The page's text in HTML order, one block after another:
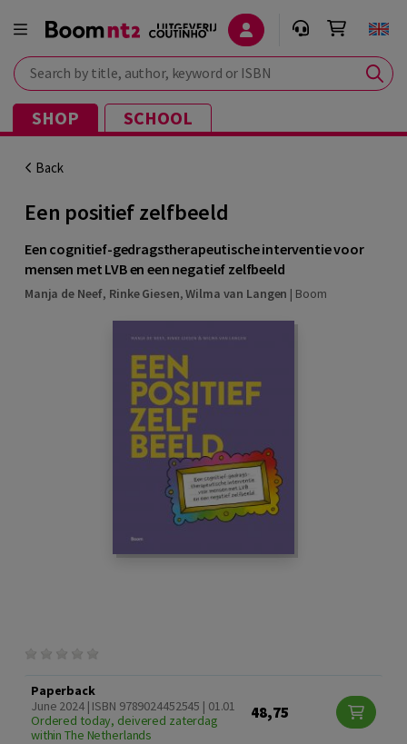
Search by title, author, keyword or ISBN
SHOP SCHOOL
Back
Een positief zelfbeeld
Een cognitief-gedragstherapeutische interventie voor
mensen met LVB en een negatief zelfbeeld
Manja de Neef, Rinke Giesen,Wilma van Langen | Boom
Paperback
June 2024 | ISBN 9789024452545 | 01.01
Ordered today, deivered zaterdag
within The Netherlands
48,75